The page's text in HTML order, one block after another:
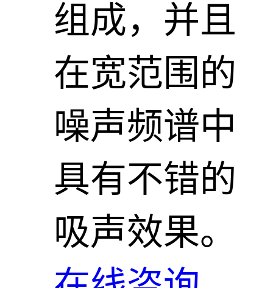
组成，并且
在宽范围的
噪声频谱中
具有不错的
吸声效果。